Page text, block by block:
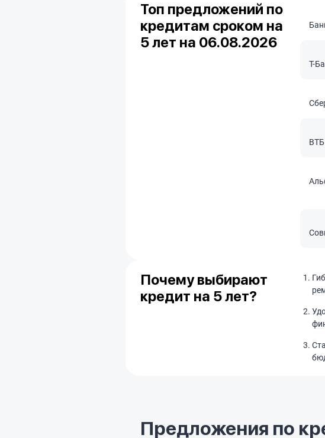
Топ предложений по
кредитам сроком на
5 лет на 06.08.2026
Т-
ВТБ
Почему выбирают
кредит на 5 лет?
Предложения по